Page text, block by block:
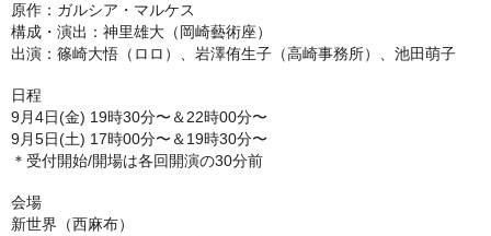
原作：ガルシア・マルケス
構成・演出：神里雄大（岡崎藝術座）
出演： 篠崎大悟（ロロ）、岩澤侑生子（高崎事務所）、池田萌子
日程
9月4日(金) 19時30分〜＆22時00分〜
9月5日(土) 17時00分〜＆19時30分〜
＊受付開始/開場は各回開演の30分前
会場
新世界（西麻布）